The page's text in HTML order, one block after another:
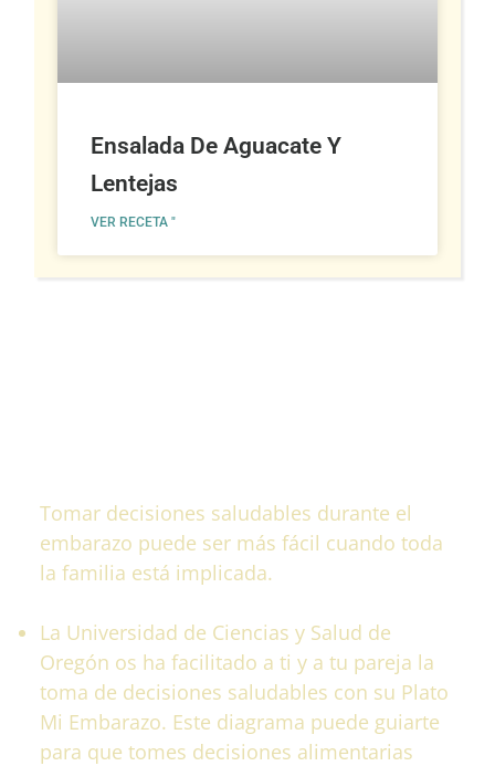
Ensalada De Aguacate Y
Lentejas
VER RECETA "
Tomar decisiones saludables durante el
embarazo puede ser más fácil cuando toda
la familia está implicada.
La Universidad de Ciencias y Salud de
Oregón os ha facilitado a ti y a tu pareja la
toma de decisiones saludables con su Plato
Mi Embarazo. Este diagrama puede guiarte
para que tomes decisiones alimentarias